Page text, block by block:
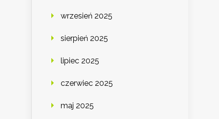
wrzesień 2025
sierpień 2025
lipiec 2025
czerwiec 2025
maj 2025